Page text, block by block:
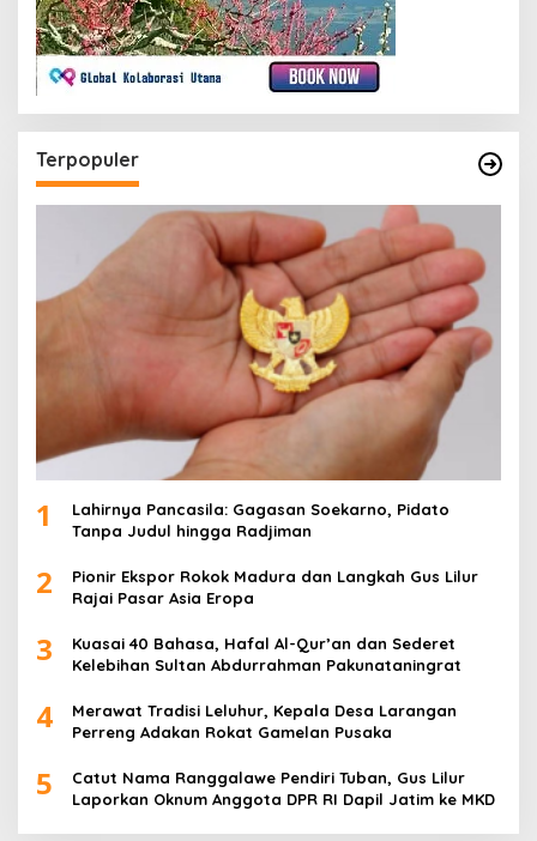
Terpopuler
1
Lahirnya Pancasila: Gagasan Soekarno, Pidato
Tanpa Judul hingga Radjiman
2
Pionir Ekspor Rokok Madura dan Langkah Gus Lilur
Rajai Pasar Asia Eropa
3
Kuasai 40 Bahasa, Hafal Al-Qur’an dan Sederet
Kelebihan Sultan Abdurrahman Pakunataningrat
4
Merawat Tradisi Leluhur, Kepala Desa Larangan
Perreng Adakan Rokat Gamelan Pusaka
5
Catut Nama Ranggalawe Pendiri Tuban, Gus Lilur
Laporkan Oknum Anggota DPR RI Dapil Jatim ke MKD